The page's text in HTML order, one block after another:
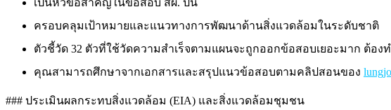
เป็นหัวข้อสำคัญในข้อสอบ สผ. ปีนี้
ครอบคลุมเป้าหมายและแนวทางการพัฒนาด้านสิ่งแวดล้อมในระดับชาติ
ตัวชี้วัด 32 ตัวที่ใช้วัดความสำเร็จตามแผนจะถูกออกข้อสอบเยอะมาก ต้อง
คุณสามารถศึกษาจากเอกสารและสรุปแนวข้อสอบตามคลิปสอนของ
### ประเมินผลกระทบสิ่งแวดล้อม (EIA) และสิ่งแวดล้อมชุมชน